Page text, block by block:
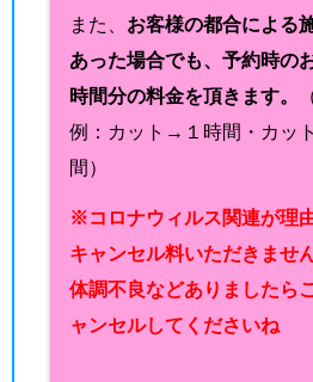
また、 お客様の都合による
あった場合でも、予約時の
時間分の料金を頂きます。
例：カット→１時間・カッ
間）
※コロナウィルス関連が理
キャンセル料いただきませ
体調不良などありましたら
ャンセルしてくださいね